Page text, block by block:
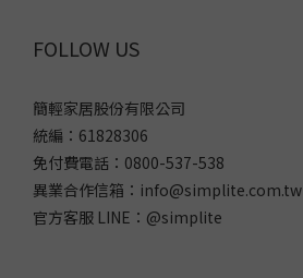
FOLLOW US
簡輕家居股份有限公司
統編：61828306
免付費電話：0800-537-538
異業合作信箱：info@simplite.com.tw
官方客服 LINE：@simplite